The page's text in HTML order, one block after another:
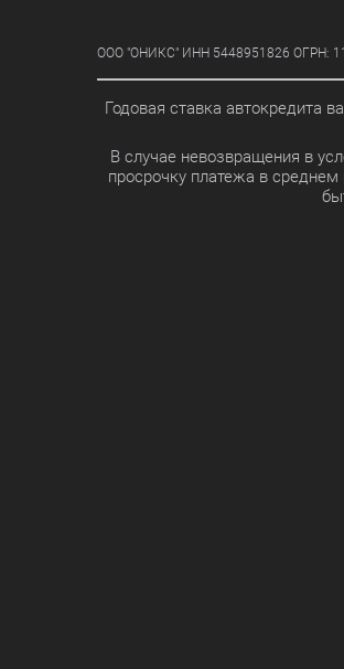
ООО "ОНИКС" ИНН 5448951826 ОГРН:
Годовая ставка автокредита
В случае невозвращения в
просрочку платежа в